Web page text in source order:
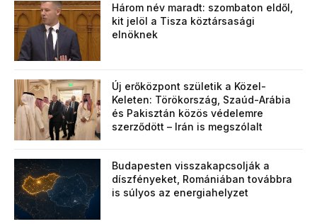
Három név maradt: szombaton eldől,
kit jelöl a Tisza köztársasági
elnöknek
Új erőközpont születik a Közel-
Keleten: Törökország, Szaúd-Arábia
és Pakisztán közös védelemre
szerződött – Irán is megszólalt
Budapesten visszakapcsolják a
díszfényeket, Romániában továbbra
is súlyos az energiahelyzet